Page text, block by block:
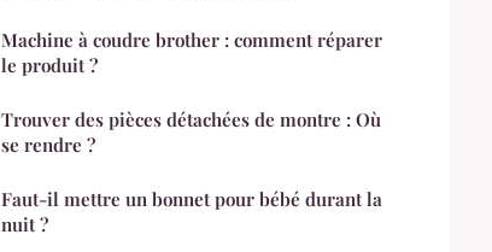
Machine à coudre brother : comment réparer
le produit ?
Trouver des pièces détachées de montre : Où
se rendre ?
Faut-il mettre un bonnet pour bébé durant la
nuit ?